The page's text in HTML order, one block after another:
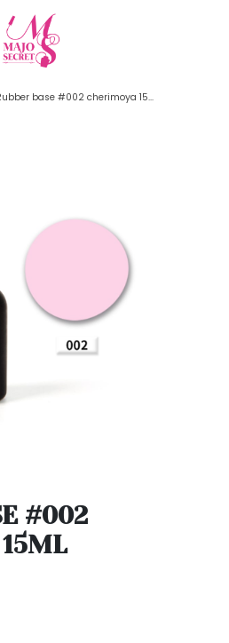
base #002 cherimoya 15ml
#002